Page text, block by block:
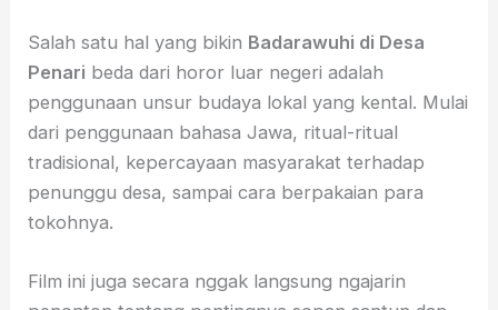
Salah satu hal yang bikin Badarawuhi di Desa
Penari beda dari horor luar negeri adalah
penggunaan unsur budaya lokal yang kental. Mulai
dari penggunaan bahasa Jawa, ritual-ritual
tradisional, kepercayaan masyarakat terhadap
penunggu desa, sampai cara berpakaian para
tokohnya.
Film ini juga secara nggak langsung ngajarin